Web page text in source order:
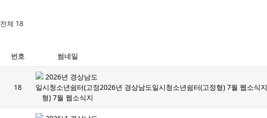
전체 18
번호 썸네일
18 2026년 경상남도일시청소년쉼터(고정형) 7월 웹소식지